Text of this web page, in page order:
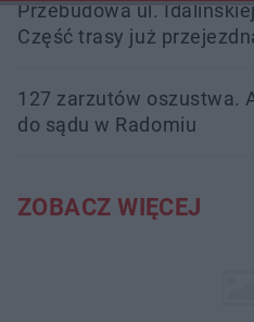
Przebudowa ul.
Część trasy już
127 zarzutów oszustwa.
do sądu w Radomiu
ZOBACZ WIĘCEJ